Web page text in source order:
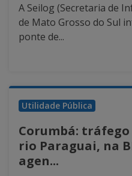
A Seilog (Secretaria de
de Mato Grosso do Sul
ponte de...
Utilidade Pública
Corumbá:
rio Paraguai, na
agen...